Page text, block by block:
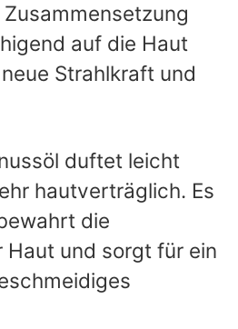
auf die Haut
Strahlkraft und
duftet leicht
hautverträglich. Es
die
Haut und sorgt für ein